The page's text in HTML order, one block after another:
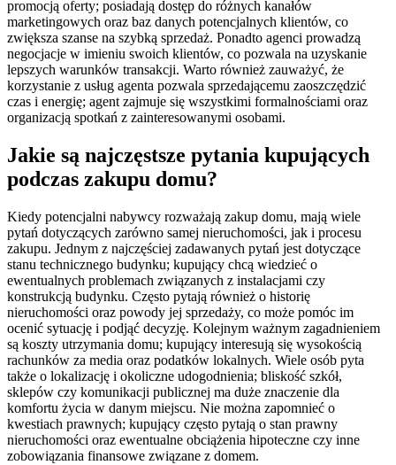
promocją oferty; posiadają dostęp do różnych kanałów
marketingowych oraz baz danych potencjalnych klientów, co
zwiększa szanse na szybką sprzedaż. Ponadto agenci prowadzą
negocjacje w imieniu swoich klientów, co pozwala na uzyskanie
lepszych warunków transakcji. Warto również zauważyć, że
korzystanie z usług agenta pozwala sprzedającemu zaoszczędzić
czas i energię; agent zajmuje się wszystkimi formalnościami oraz
organizacją spotkań z zainteresowanymi osobami.
Jakie są najczęstsze pytania kupujących
podczas zakupu domu?
Kiedy potencjalni nabywcy rozważają zakup domu, mają wiele
pytań dotyczących zarówno samej nieruchomości, jak i procesu
zakupu. Jednym z najczęściej zadawanych pytań jest dotyczące
stanu technicznego budynku; kupujący chcą wiedzieć o
ewentualnych problemach związanych z instalacjami czy
konstrukcją budynku. Często pytają również o historię
nieruchomości oraz powody jej sprzedaży, co może pomóc im
ocenić sytuację i podjąć decyzję. Kolejnym ważnym zagadnieniem
są koszty utrzymania domu; kupujący interesują się wysokością
rachunków za media oraz podatków lokalnych. Wiele osób pyta
także o lokalizację i okoliczne udogodnienia; bliskość szkół,
sklepów czy komunikacji publicznej ma duże znaczenie dla
komfortu życia w danym miejscu. Nie można zapomnieć o
kwestiach prawnych; kupujący często pytają o stan prawny
nieruchomości oraz ewentualne obciążenia hipoteczne czy inne
zobowiązania finansowe związane z domem.